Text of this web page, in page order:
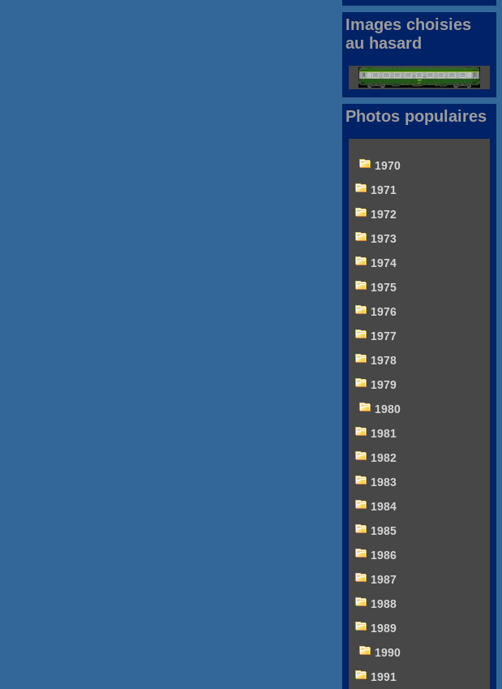
Images choisies
au hasard
Photos populaires
1970
1971
1972
1973
1974
1975
1976
1977
1978
1979
1980
1981
1982
1983
1984
1985
1986
1987
1988
1989
1990
1991